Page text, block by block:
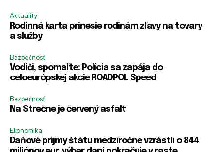
s
l
o
a
i
R
e
m
b
e
e
m
e
m
e
r
m
l
m
e
e
m
e
m
e
r
m
Aktuality
Rodinná karta prinesie rodinám zľavy na tovary
a služby
Bezpečnosť
Vodiči, spomaľte: Polícia sa zapája do
celoeurópskej akcie ROADPOL Speed
Bezpečnosť
Na Strečne je červený asfalt
Ekonomika
Daňové príjmy štátu medziročne vzrástli o 844